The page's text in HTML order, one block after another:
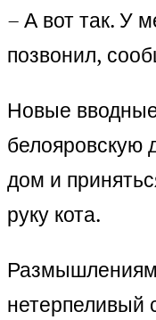
– А вот так. У
позвонил,
Новые
белояровскую
дом и
руку кота.
нетерпеливый